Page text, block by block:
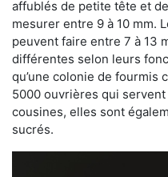
affublés de petite tête et
mesurer entre 9 à 10 mm.
peuvent faire entre 7 à 13
différentes selon leurs
qu’une colonie de fourmis
5000 ouvrières qui servent
cousines, elles sont
sucrés.